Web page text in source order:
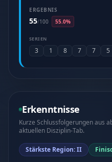
ERGEBNIS
55/100 55.0%
SERIEN
3 1 8 7 7 5
Erkenntnisse
Kurze Schlussfolgerungen aus
aktuellen Disziplin-Tab.
Stärkste Region: II